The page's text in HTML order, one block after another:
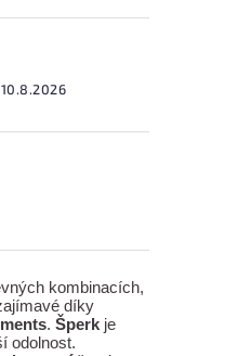
10.8.2026
kombinacích,
díky
. Šperk je
odolnost.